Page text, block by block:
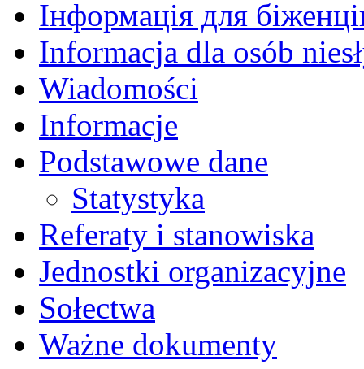
Інформація для
Informacja dla osób
Wiadomości
Informacje
Podstawowe dane
Statystyka
Referaty i stanowiska
Jednostki organizacyjne
Sołectwa
Ważne dokumenty